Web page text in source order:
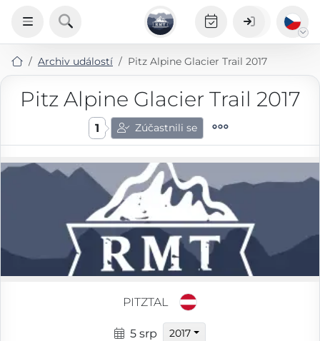
Archiv událostí Pitz Alpine Glacier Trail 2017
Pitz Alpine Glacier Trail 2017
1 Zúčastnili se
PITZTAL
5 srp 2017